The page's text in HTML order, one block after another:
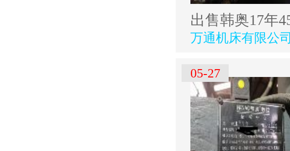
万通机床有限公司
05-27